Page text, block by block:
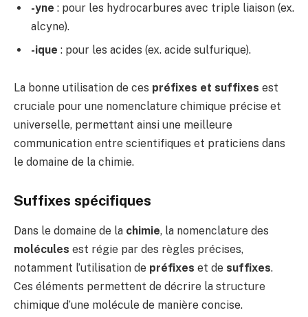
-yne : pour les hydrocarbures avec triple liaison (ex.
alcyne).
-ique : pour les acides (ex. acide sulfurique).
La bonne utilisation de ces préfixes et suffixes est
cruciale pour une nomenclature chimique précise et
universelle, permettant ainsi une meilleure
communication entre scientifiques et praticiens dans
le domaine de la chimie.
Suffixes spécifiques
Dans le domaine de la chimie, la nomenclature des
molécules est régie par des règles précises,
notamment l’utilisation de préfixes et de suffixes.
Ces éléments permettent de décrire la structure
chimique d’une molécule de manière concise.